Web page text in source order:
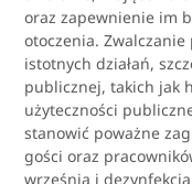
oraz zapewnienie im
otoczenia.
istotnych działań,
publicznej, takich jak
użyteczności
stanowić poważne
gości oraz
września i